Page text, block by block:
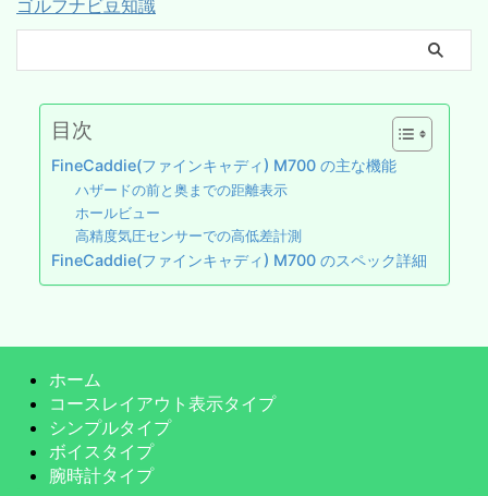
ゴルフナビ豆知識
目次
FineCaddie(ファインキャディ) M700 の主な機能
ハザードの前と奥までの距離表示
ホールビュー
高精度気圧センサーでの高低差計測
FineCaddie(ファインキャディ) M700 のスペック詳細
ホーム
コースレイアウト表示タイプ
シンプルタイプ
ボイスタイプ
腕時計タイプ